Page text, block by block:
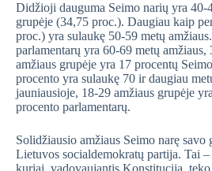
Didžioji dauguma Seimo narių yra 40-
grupėje (34,75 proc.). Daugiau kaip
proc.) yra sulaukę 50-59 metų
parlamentarų yra 60-69 metų amžiaus,
amžiaus grupėje yra 17 procentų
procento yra sulaukę 70 ir daugiau
jauniausioje, 18-29 amžiaus grupėje
procento parlamentarų.
Solidžiausio amžiaus Seimo narę savo
Lietuvos socialdemokratų partija. Tai